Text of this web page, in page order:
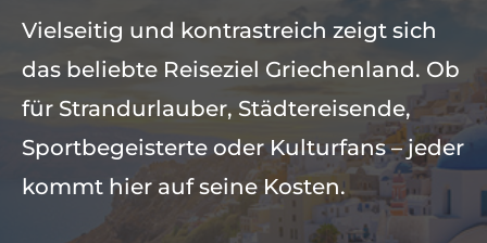
Vielseitig und kontrastreich zeigt sich
das beliebte Reiseziel Griechenland. Ob
für Strandurlauber, Städtereisende,
Sportbegeisterte oder Kulturfans – jeder
kommt hier auf seine Kosten.